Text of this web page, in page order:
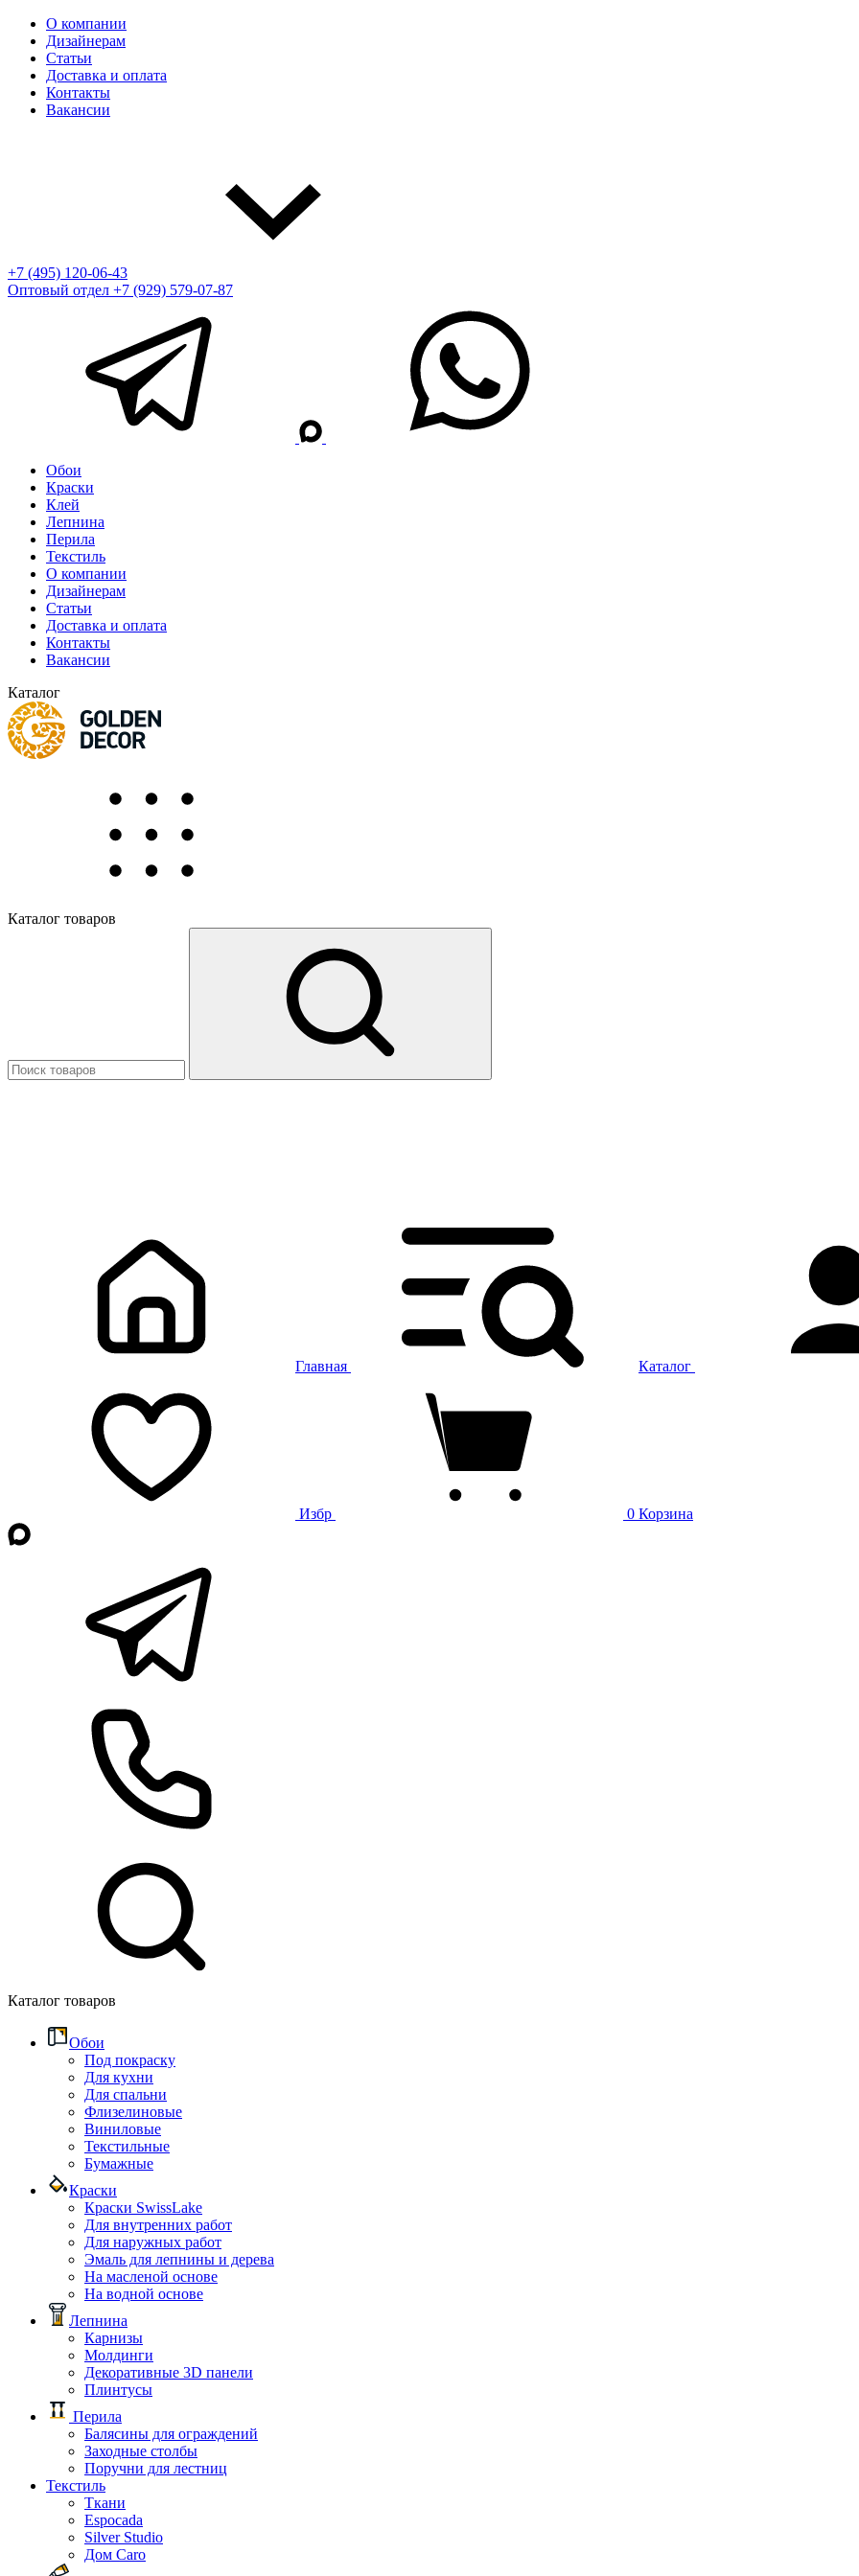
О компании
Дизайнерам
Статьи
Доставка и оплата
Контакты
Вакансии
+7 (495) 120-06-43
Оптовый отдел +7 (929) 579-07-87
Обои
Краски
Клей
Лепнина
Перила
Текстиль
О компании
Дизайнерам
Статьи
Доставка и оплата
Контакты
Вакансии
Каталог
Каталог товаров
Главная Каталог
Избр 0 Корзина
Каталог товаров
Обои
Под покраску
Для кухни
Для спальни
Флизелиновые
Виниловые
Текстильные
Бумажные
Краски
Краски SwissLake
Для внутренних работ
Для наружных работ
Эмаль для лепнины и дерева
На масленой основе
На водной основе
Лепнина
Карнизы
Молдинги
Декоративные 3D панели
Плинтусы
Перила
Балясины для ограждений
Заходные столбы
Поручни для лестниц
Текстиль
Ткани
Espocada
Silver Studio
Дом Caro